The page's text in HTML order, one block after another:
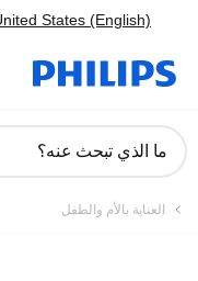
United States (English)
دعم
ما الذي تبحث عنه؟
العناية بالأم والطفل